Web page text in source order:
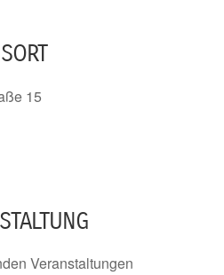
15
Veranstaltungen